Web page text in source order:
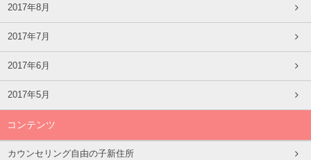
2017年8月
2017年7月
2017年6月
2017年5月
コンテンツ
カウンセリング自由の子新住所